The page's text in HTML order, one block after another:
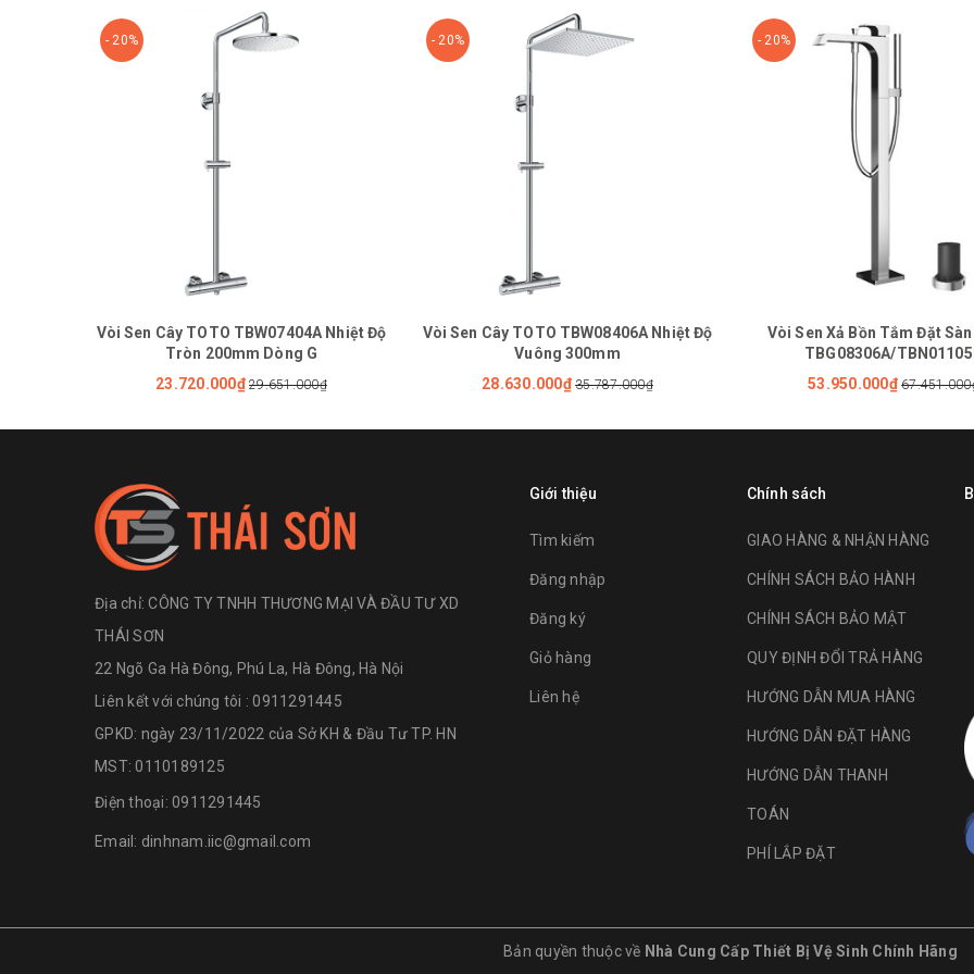
- 20%
Vòi Sen Cây TOTO TBW07404A Nhiệt Độ
Tròn 200mm Dòng G
23.720.000₫ 29.651.000₫
- 20%
Vòi Sen Cây TOTO TBW08406A Nhiệt Độ
Vuông 300mm
28.630.000₫ 35.787.000₫
- 20%
Vòi Sen Xả Bồn Tắm Đặt
TBG08306A/
53.950.000₫
Địa chỉ:CÔNG TY TNHH THƯƠNG MẠI VÀ ĐẦU TƯ XD
THÁI SƠN
22 Ngõ Ga Hà Đông, Phú La, Hà Đông, Hà Nội
Liên kết với chúng tôi : 0911291445
GPKD: ngày 23/11/2022 của Sở KH & Đầu Tư TP. HN
MST: 0110189125
Điện thoại: 0911291445
Email: dinhnam.iic@gmail.com
Giới thiệu
Tìm kiếm
Đăng nhập
Đăng ký
Giỏ hàng
Liên hệ
Chính sách
GIAO HÀNG & NHẬN HÀNG
CHÍNH SÁCH BẢO HÀNH
CHÍNH SÁCH BẢO MẬT
QUY ĐỊNH ĐỔI TRẢ HÀNG
HƯỚNG DẪN MUA HÀNG
HƯỚNG DẪN ĐẶT HÀNG
HƯỚNG DẪN THANH
TOÁN
PHÍ LẮP ĐẶT
Bản quyền thuộc về Nhà Cung Cấp Thiết Bị Vệ Sinh Chính Hãng